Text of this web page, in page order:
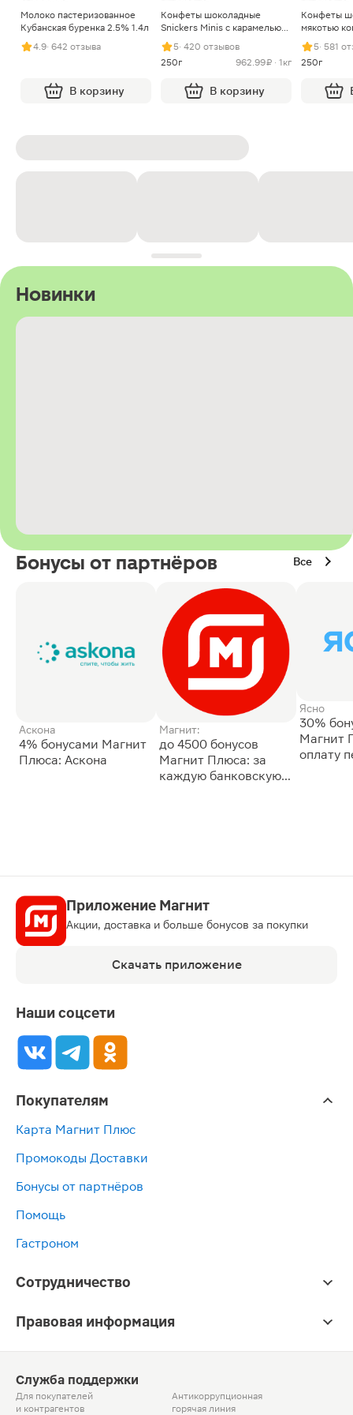
Молоко пастеризованное
Кубанская буренка 2.5% 1.4л
4.9· 642 отзыва
В корзину
Конфеты шоколадные
Snickers Minis с карамелью
арахисом и нугой
5· 420 отзывов
250г
962.99 ₽ · 1кг
В корзину
Конфеты
мякотью
5· 581
250г
Новинки
Бонусы от партнёров Все
Аскона
4% бонусами Магнит
Плюса: Аскона
Магнит:
до 4500 бонусов
Магнит Плюса: за
каждую банковскую
Ясно
30%
Магнит
оплату
Приложение Магнит
Акции, доставка и больше бонусов за покупки
Скачать приложение
Наши соцсети
Покупателям
Карта Магнит Плюс
Промокоды Доставки
Бонусы от партнёров
Помощь
Гастроном
Сотрудничество
Правовая информация
Служба поддержки
Для покупателей
и контрагентов
Антикоррупционная
горячая линия